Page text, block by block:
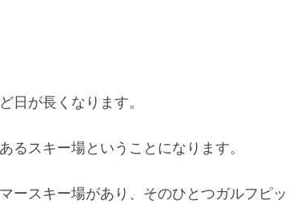
日が長くなります。
るスキー場ということになります。
ースキー場があり、そのひとつガルフピッ